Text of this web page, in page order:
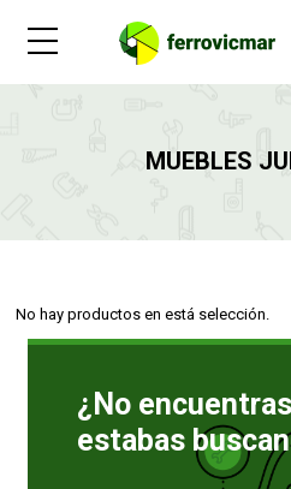
MUEBLES
No hay productos en está selección.
¿No
estabas